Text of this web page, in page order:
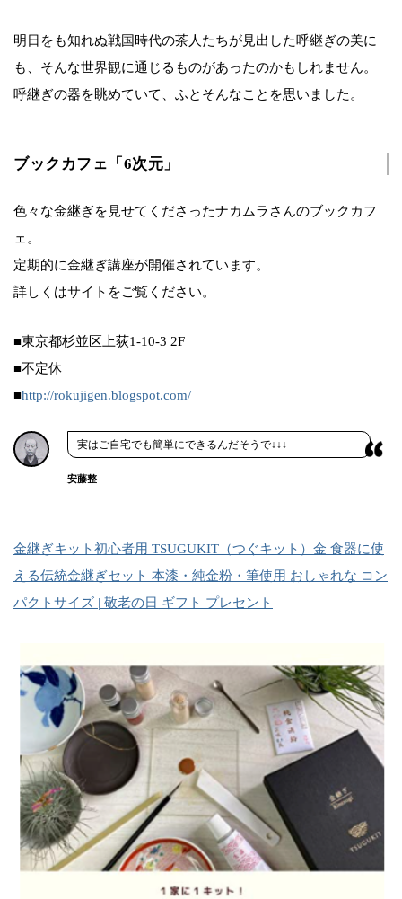
明日をも知れぬ戦国時代の茶人たちが見出した呼継ぎの美に
も、そんな世界観に通じるものがあったのかもしれません。
呼継ぎの器を眺めていて、ふとそんなことを思いました。
ブックカフェ「6次元」
色々な金継ぎを見せてくださったナカムラさんのブックカフ
ェ。
定期的に金継ぎ講座が開催されています。
詳しくはサイトをご覧ください。
■東京都杉並区上荻1-10-3 2F
■不定休
■http://rokujigen.blogspot.com/
実はご自宅でも簡単にできるんだそうで↓↓↓
安藤整
金継ぎキット初心者用 TSUGUKIT（つぐキット）金 食器に使
える伝統金継ぎセット 本漆・純金粉・筆使用 おしゃれな コン
パクトサイズ | 敬老の日 ギフト プレセント